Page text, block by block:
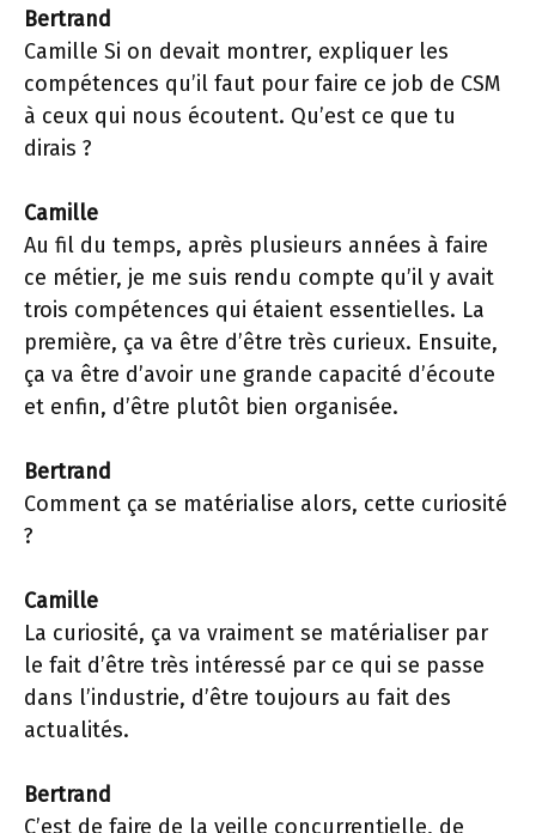
Bertrand
Camille Si on devait montrer, expliquer les
compétences qu’il faut pour faire ce job de CSM
à ceux qui nous écoutent. Qu’est ce que tu
dirais ?
Camille
Au fil du temps, après plusieurs années à faire
ce métier, je me suis rendu compte qu’il y avait
trois compétences qui étaient essentielles. La
première, ça va être d’être très curieux. Ensuite,
ça va être d’avoir une grande capacité d’écoute
et enfin, d’être plutôt bien organisée.
Bertrand
Comment ça se matérialise alors, cette curiosité
?
Camille
La curiosité, ça va vraiment se matérialiser par
le fait d’être très intéressé par ce qui se passe
dans l’industrie, d’être toujours au fait des
actualités.
Bertrand
C’est de faire de la veille concurrentielle, de